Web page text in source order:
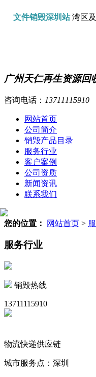
文件销毁深圳站湾区
广州天仁再生资源回
咨询电话： 13711115910
网站首页
公司简介
销毁产品目录
服务行业
客户案例
公司资质
新闻资讯
联系我们
您的位置： 网站首页 >
服务行业
销毁热线
13711115910
物流快递供应链
城市服务点：深圳